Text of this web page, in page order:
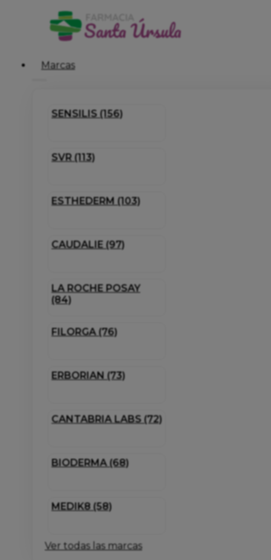
Marcas
SENSILIS (156)
SVR (113)
ESTHEDERM (103)
CAUDALIE (97)
LA ROCHE POSAY
(84)
FILORGA (76)
ERBORIAN (73)
CANTABRIA LABS (72)
BIODERMA (68)
MEDIK8 (58)
Ver todas las marcas